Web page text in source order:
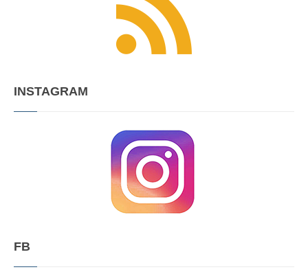
INSTAGRAM
FB